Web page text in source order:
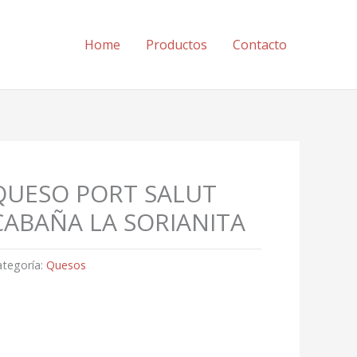
Home Productos Contacto
PORT SALUT
LA SORIANITA
Quesos